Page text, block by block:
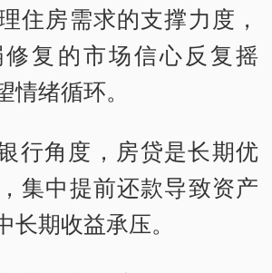
住房需求的支撑力度，
复的市场信心反复摇
绪循环。
行角度，房贷是长期优
集中提前还款导致资产
期收益承压。